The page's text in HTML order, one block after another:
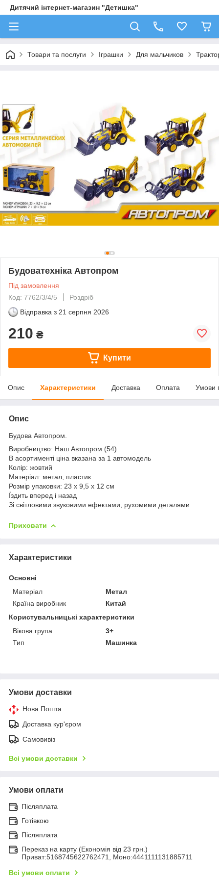
Дитячий інтернет-магазин "Детишка"
Товари та послуги Іграшки Для мальчиков
Будоватехніка Автопром
Під замовлення
Код: 7762/3/4/5
Роздріб
Відправка з 21 серпня 2026
210 ₴
Купити
Опис Характеристики Доставка Оплата Умови
Опис
Будова Автопром.
Виробництво: Наш Автопром (54)
В асортименті ціна вказана за 1 автомодель
Колір: жовтий
Матеріал: метал, пластик
Розмір упаковки: 23 х 9,5 х 12 см
Їздить вперед і назад
Зі світловими звуковими ефектами, рухомими деталями
Приховати
Характеристики
Основні
Матеріал
Метал
Країна виробник
Китай
Користувальницькі характеристики
Вікова група
3+
Тип
Машинка
Умови доставки
Нова Пошта
Доставка кур'єром
Самовивіз
Всі умови доставки
Умови оплати
Післяплата
Готівкою
Післяплата
Переказ на карту (Економія від 23 грн.)
Приват:5168745622762471, Моно:4441111131885711
Всі умови оплати